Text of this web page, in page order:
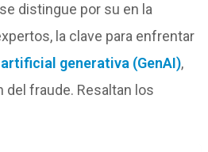
distingue por su en la
la clave para enfrentar
generativa (GenAI),
fraude. Resaltan los